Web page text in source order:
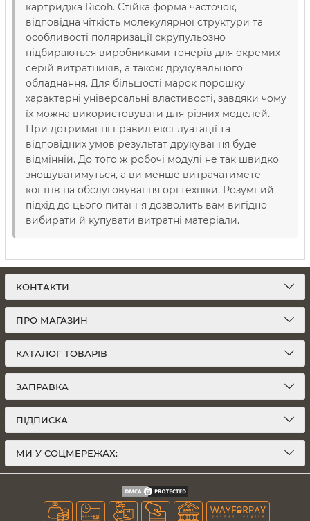
картриджа Ricoh. Стійка форма часточок,
відповідна чіткість молекулярної структури та
особливості поляризації скрупульозно
підбираються виробниками тонерів для окремих
серій витратників, а також друкувального
обладнання. Для більшості марок порошку
характерні універсальні властивості, завдяки чому
їх можна використовувати для різних моделей.
При дотриманні правил експлуатації та
відповідних умов результат друкування буде
відмінній. До того ж робочі модулі не так швидко
зношуватимуться, а ви менше витрачатимете
коштів на обслуговування оргтехніки. Розумний
підхід до цього питання дозволить вам вигідно
вибирати й купувати витратні матеріали.
КОНТАКТИ
ПРО МАГАЗИН
КАТАЛОГ ТОВАРІВ
ЗАПРАВКА
ПІДПИСКА
МИ У СОЦМЕРЕЖАХ: